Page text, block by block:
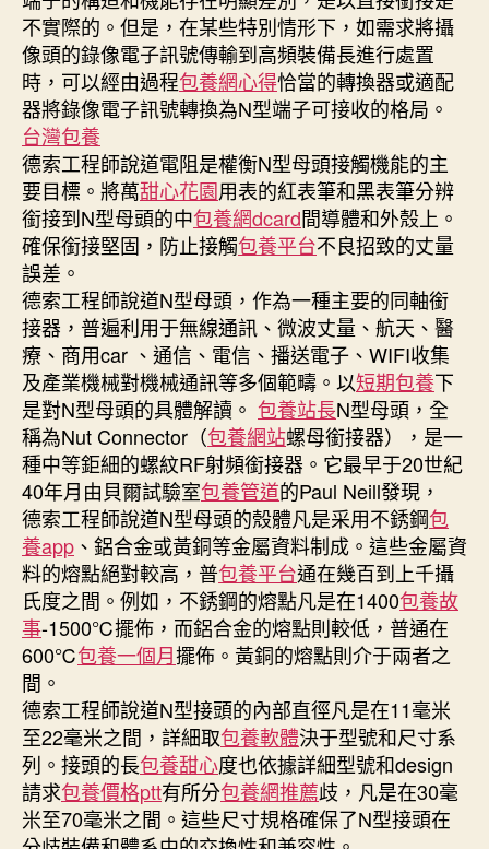
不實際的。但是，在某些特別情形下，如需求將攝
像頭的錄像電子訊號傳輸到高頻裝備長進行處置
時，可以經由過程包養網心得恰當的轉換器或適配
器將錄像電子訊號轉換為N型端子可接收的格局。
台灣包養
德索工程師說道電阻是權衡N型母頭接觸機能的主
要目標。將萬甜心花園用表的紅表筆和黑表筆分辨
銜接到N型母頭的中包養網dcard間導體和外殼上。
確保銜接堅固，防止接觸包養平台不良招致的丈量
誤差。
德索工程師說道N型母頭，作為一種主要的同軸銜
接器，普遍利用于無線通訊、微波丈量、航天、醫
療、商用car 、通信、電信、播送電子、WIFI收集
及產業機械對機械通訊等多個範疇。以短期包養下
是對N型母頭的具體解讀。 包養站長N型母頭，全
稱為Nut Connector（包養網站螺母銜接器），是一
種中等鉅細的螺紋RF射頻銜接器。它最早于20世紀
40年月由貝爾試驗室包養管道的Paul Neill發現，
德索工程師說道N型母頭的殼體凡是采用不銹鋼包
養app 、鋁合金或黃銅等金屬資料制成。這些金屬資
料的熔點絕對較高，普包養平台通在幾百到上千攝
氏度之間。例如，不銹鋼的熔點凡是在1400包養故
事-1500℃擺佈，而鋁合金的熔點則較低，普通在
600℃包養一個月擺佈。黃銅的熔點則介于兩者之
間。
德索工程師說道N型接頭的內部直徑凡是在11毫米
至22毫米之間，詳細取包養軟體決于型號和尺寸系
列。接頭的長包養甜心度也依據詳細型號和design
請求包養價格ptt有所分包養網推薦歧，凡是在30毫
米至70毫米之間。這些尺寸規格確保了N型接頭在